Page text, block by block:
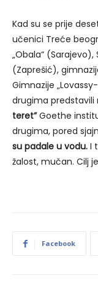
Kad su se prije
učenici Treće
„Obala“ (Sarajevo),
(Zaprešić),
Gimnazije
drugima predstavili
teret”Goethe
drugima, pored
su padale u vodu. I
žalost, mučan. Cilj
Facebook